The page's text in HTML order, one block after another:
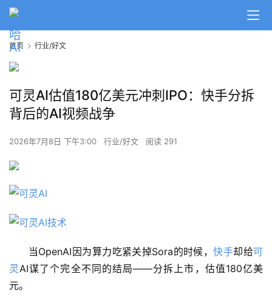
首页 行业/好文
可灵AI估值180亿美元冲刺IPO：快手分拆
背后的AI视频战争
2026年7月8日 下午3:00 行业/好文 阅读 291
当OpenAI因为算力吃紧关掉Sora的时候，快手却给可
灵AI谋了个完全不同的结局——分拆上市，估值180亿美
元。